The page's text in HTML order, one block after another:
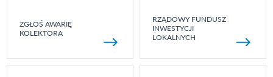
ZGŁOŚ AWARIĘ
KOLEKTORA
RZĄDOWY FUNDUSZ
INWESTYCJI
LOKALNYCH